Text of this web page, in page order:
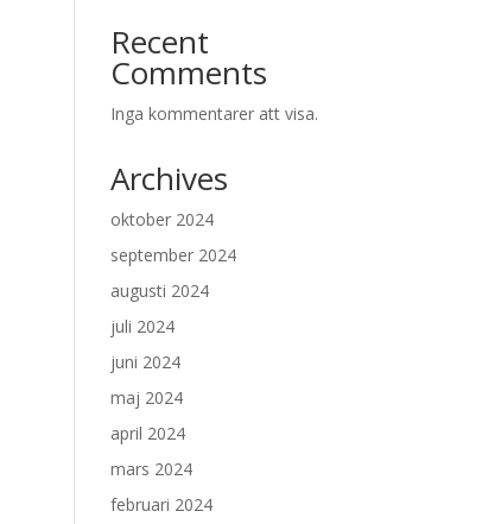
Recent
Comments
Inga kommentarer att visa.
Archives
oktober 2024
september 2024
augusti 2024
juli 2024
juni 2024
maj 2024
april 2024
mars 2024
februari 2024